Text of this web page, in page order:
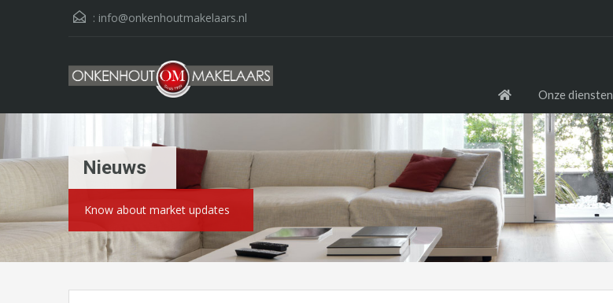
: info@onkenhoutmakelaars.nl
Onze diensten
Nieuws
Know about market updates